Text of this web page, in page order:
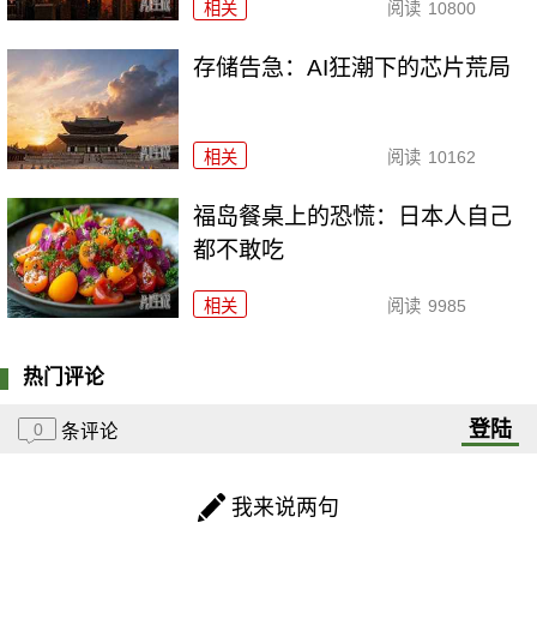
相关 阅读 10800
存储告急：AI狂潮下的芯片荒局
相关 阅读 10162
福岛餐桌上的恐慌：日本人自己
都不敢吃
相关 阅读 9985
热门评论
0 条评论 登陆
我来说两句